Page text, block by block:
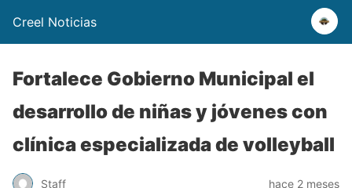
Creel Noticias
Fortalece Gobierno Municipal el
desarrollo de niñas y jóvenes con
clínica especializada de volleyball
Staff hace 2 meses